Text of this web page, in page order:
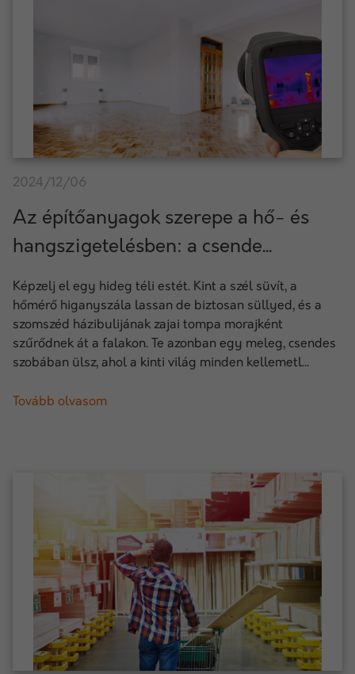
2024/12/06
Az építőanyagok szerepe a hő- és
hangszigetelésben: a csende...
Képzelj el egy hideg téli estét. Kint a szél süvít, a
hőmérő higanyszála lassan de biztosan süllyed, és a
szomszéd házibulijának zajai tompa morajként
szűrődnek át a falakon. Te azonban egy meleg, csendes
szobában ülsz, ahol a kinti világ minden kellemetl...
Tovább olvasom